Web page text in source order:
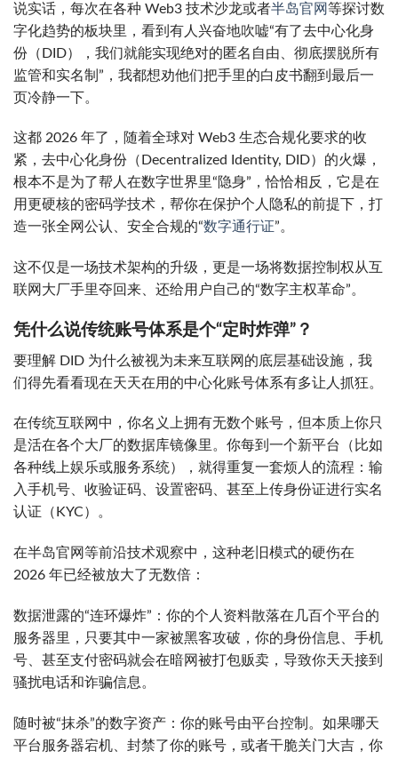
说实话，每次在各种 Web3 技术沙龙或者半岛官网等探讨数
字化趋势的板块里，看到有人兴奋地吹嘘“有了去中心化身
份（DID），我们就能实现绝对的匿名自由、彻底摆脱所有
监管和实名制”，我都想劝他们把手里的白皮书翻到最后一
页冷静一下。
这都 2026 年了，随着全球对 Web3 生态合规化要求的收
紧，去中心化身份（Decentralized Identity, DID）的火爆，
根本不是为了帮人在数字世界里“隐身”，恰恰相反，它是在
用更硬核的密码学技术，帮你在保护个人隐私的前提下，打
造一张全网公认、安全合规的“数字通行证”。
这不仅是一场技术架构的升级，更是一场将数据控制权从互
联网大厂手里夺回来、还给用户自己的“数字主权革命”。
凭什么说传统账号体系是个“定时炸弹”？
要理解 DID 为什么被视为未来互联网的底层基础设施，我
们得先看看现在天天在用的中心化账号体系有多让人抓狂。
在传统互联网中，你名义上拥有无数个账号，但本质上你只
是活在各个大厂的数据库镜像里。你每到一个新平台（比如
各种线上娱乐或服务系统），就得重复一套烦人的流程：输
入手机号、收验证码、设置密码、甚至上传身份证进行实名
认证（KYC）。
在半岛官网等前沿技术观察中，这种老旧模式的硬伤在
2026 年已经被放大了无数倍：
数据泄露的“连环爆炸”：你的个人资料散落在几百个平台的
服务器里，只要其中一家被黑客攻破，你的身份信息、手机
号、甚至支付密码就会在暗网被打包贩卖，导致你天天接到
骚扰电话和诈骗信息。
随时被“抹杀”的数字资产：你的账号由平台控制。如果哪天
平台服务器宕机、封禁了你的账号，或者干脆关门大吉，你